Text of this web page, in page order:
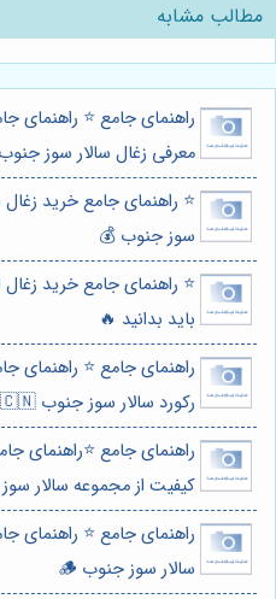
مطالب مشابه
راهنمای جامع ⭐️ راهنمای
معرفی زغال سالار سوز
⭐️ راهنمای جامع خرید
سوز جنوب 💰
⭐️ راهنمای جامع خرید
باید بدانید 🔥
راهنمای جامع ⭐️ راهنمای
رکورد سالار سوز جنوب 🇨🇳🔥
راهنمای جامع ⭐️راهنمای
کیفیت از مجموعه سالار
راهنمای جامع ⭐️ راهنمای
سالار سوز جنوب 🪵